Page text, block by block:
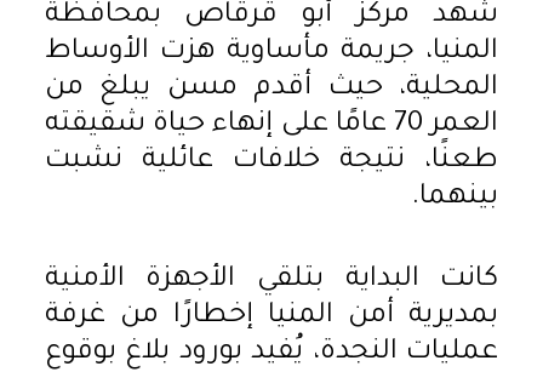
شهد مركز أبو قرقاص بمحافظة
المنيا، جريمة مأساوية هزت الأوساط
المحلية، حيث أقدم مسن يبلغ من
العمر 70 عامًا على إنهاء حياة شقيقته
طعنًا، نتيجة خلافات عائلية نشبت
بينهما.
كانت البداية بتلقي الأجهزة الأمنية
بمديرية أمن المنيا إخطارًا من غرفة
عمليات النجدة، يُفيد بورود بلاغ بوقوع